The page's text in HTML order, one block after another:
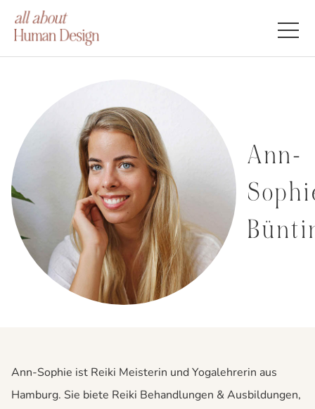
Ann-
Ann-Sophie ist Reiki Meisterin und Yogalehrerin aus
Hamburg. Sie biete Reiki Behandlungen & Ausbildungen,